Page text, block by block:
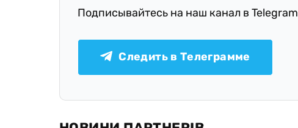
Подписывайтесь на наш канал в Telegram
Следить в Телеграмме